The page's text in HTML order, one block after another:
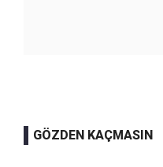
GÖZDEN KAÇMASIN